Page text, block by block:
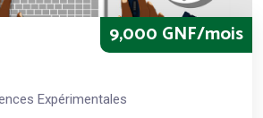
9,000 GNF/mois
Expérimentales